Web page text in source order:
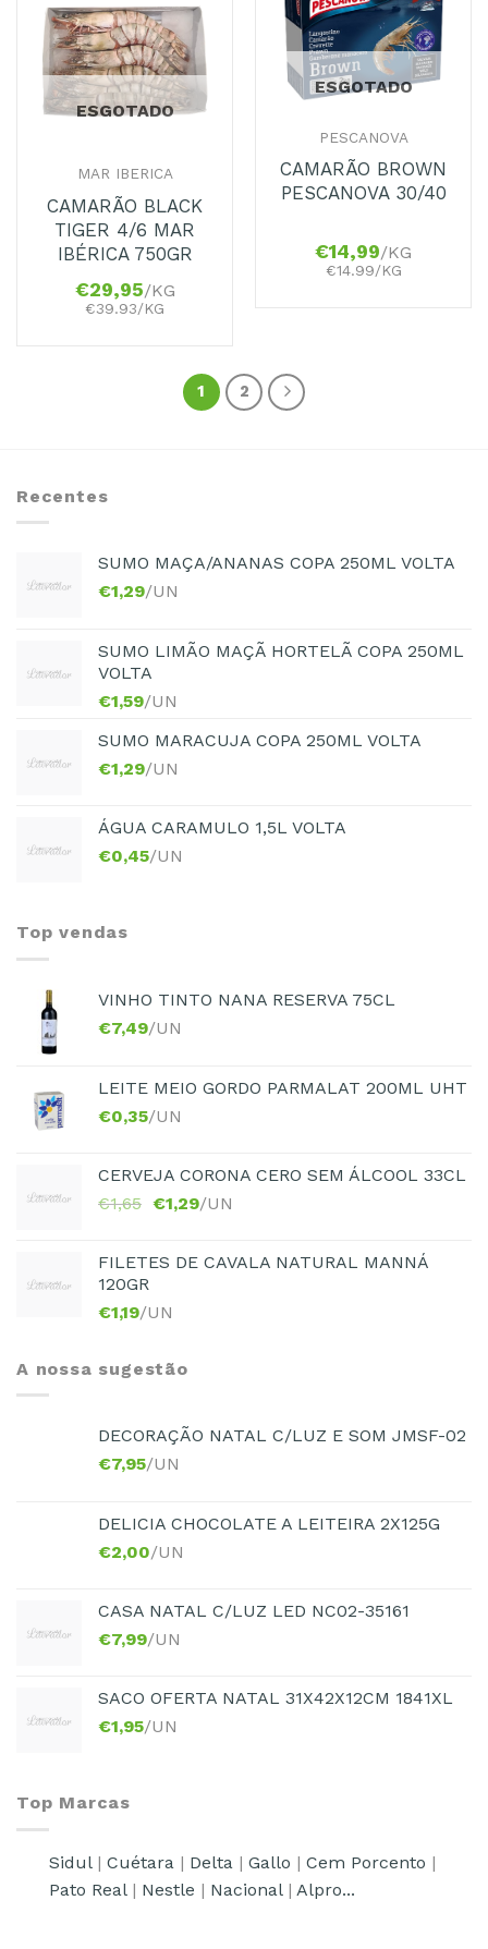
Adicionar
aos
Favoritos
ESGOTADO
MAR IBERICA
CAMARÃO BLACK
TIGER 4/6 MAR
IBÉRICA 750GR
€29,95/KG
€39.93/KG
Adicionar
aos
Favoritos
ESGOTADO
PESCANOVA
CAMARÃO BROWN
PESCANOVA 30/40
€14,99/KG
€14.99/KG
1 2
Recentes
SUMO MAÇA/ANANAS COPA 250ML VOLTA
€1,29/UN
SUMO LIMÃO MAÇÃ HORTELÃ COPA 250ML
VOLTA
€1,59/UN
SUMO MARACUJA COPA 250ML VOLTA
€1,29/UN
ÁGUA CARAMULO 1,5L VOLTA
€0,45/UN
Top vendas
VINHO TINTO NANA RESERVA 75CL
€7,49/UN
LEITE MEIO GORDO PARMALAT 200ML UHT
€0,35/UN
CERVEJA CORONA CERO SEM ÁLCOOL 33CL
€1,65 €1,29/UN
FILETES DE CAVALA NATURAL MANNÁ
120GR
€1,19/UN
A nossa sugestão
DECORAÇÃO NATAL C/LUZ E SOM JMSF-02
€7,95/UN
DELICIA CHOCOLATE A LEITEIRA 2X125G
€2,00/UN
CASA NATAL C/LUZ LED NC02-35161
€7,99/UN
SACO OFERTA NATAL 31X42X12CM 1841XL
€1,95/UN
Top Marcas
Sidul| Cuétara | Delta | Gallo | Cem Porcento |
Pato Real| Nestle | Nacional| Alpro...